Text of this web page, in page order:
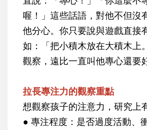
喔！」這些話語，對他不但沒
他分心。你只要說與遊戲直接
如：「把小積木放在大積木上
觀察，遠比一直叫他專心還要
拉長專注力的觀察重點
想觀察孩子的注意力，研究上
● 專注程度：是否過度活動、